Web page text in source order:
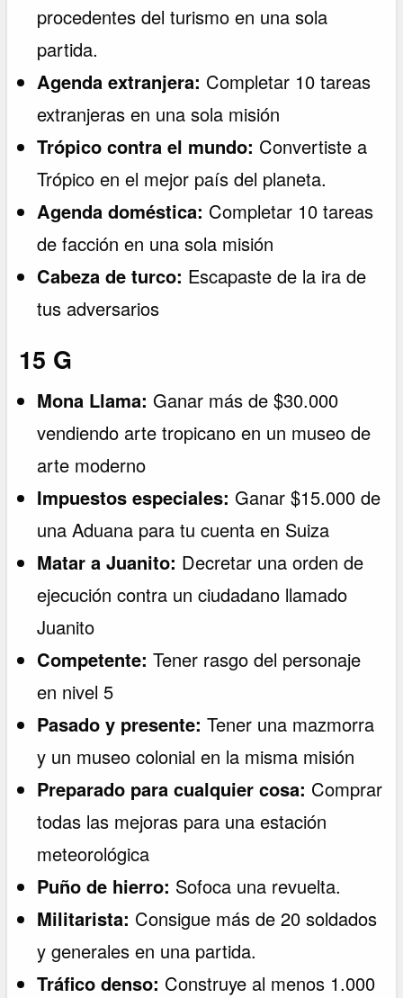
procedentes del turismo en una sola
partida.
Agenda extranjera: Completar 10 tareas
extranjeras en una sola misión
Trópico contra el mundo: Convertiste a
Trópico en el mejor país del planeta.
Agenda doméstica: Completar 10 tareas
de facción en una sola misión
Cabeza de turco: Escapaste de la ira de
tus adversarios
15 G
Mona Llama: Ganar más de $30.000
vendiendo arte tropicano en un museo de
arte moderno
Impuestos especiales: Ganar $15.000 de
una Aduana para tu cuenta en Suiza
Matar a Juanito: Decretar una orden de
ejecución contra un ciudadano llamado
Juanito
Competente: Tener rasgo del personaje
en nivel 5
Pasado y presente: Tener una mazmorra
y un museo colonial en la misma misión
Preparado para cualquier cosa: Comprar
todas las mejoras para una estación
meteorológica
Puño de hierro: Sofoca una revuelta.
Militarista: Consigue más de 20 soldados
y generales en una partida.
Tráfico denso: Construye al menos 1.000